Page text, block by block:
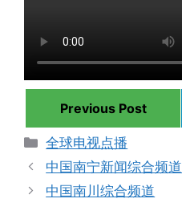
Previous Post
Categories
全球电视点播
中国南宁新闻综合频道
中国南川综合频道